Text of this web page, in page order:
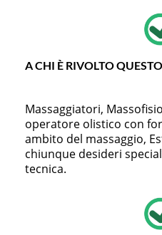
A CHI È RIVOLTO
Massaggiatori,
operatore olistico con
ambito del massaggio,
chiunque desideri
tecnica.